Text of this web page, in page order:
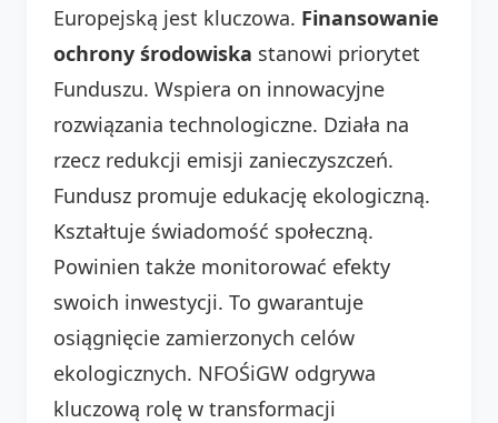
Europejską jest kluczowa. Finansowanie
ochrony środowiska stanowi priorytet
Funduszu. Wspiera on innowacyjne
rozwiązania technologiczne. Działa na
rzecz redukcji emisji zanieczyszczeń.
Fundusz promuje edukację ekologiczną.
Kształtuje świadomość społeczną.
Powinien także monitorować efekty
swoich inwestycji. To gwarantuje
osiągnięcie zamierzonych celów
ekologicznych. NFOŚiGW odgrywa
kluczową rolę w transformacji